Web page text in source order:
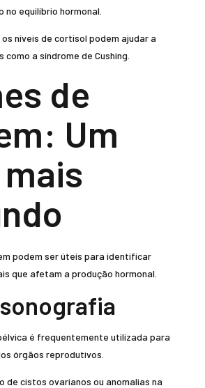
equilíbrio hormonal.
níveis de cortisol podem ajudar a
a síndrome de Cushing.
de
Um
podem ser úteis para identificar
que afetam a produção hormonal.
é frequentemente utilizada para
órgãos reprodutivos.
de cistos ovarianos ou anomalias na